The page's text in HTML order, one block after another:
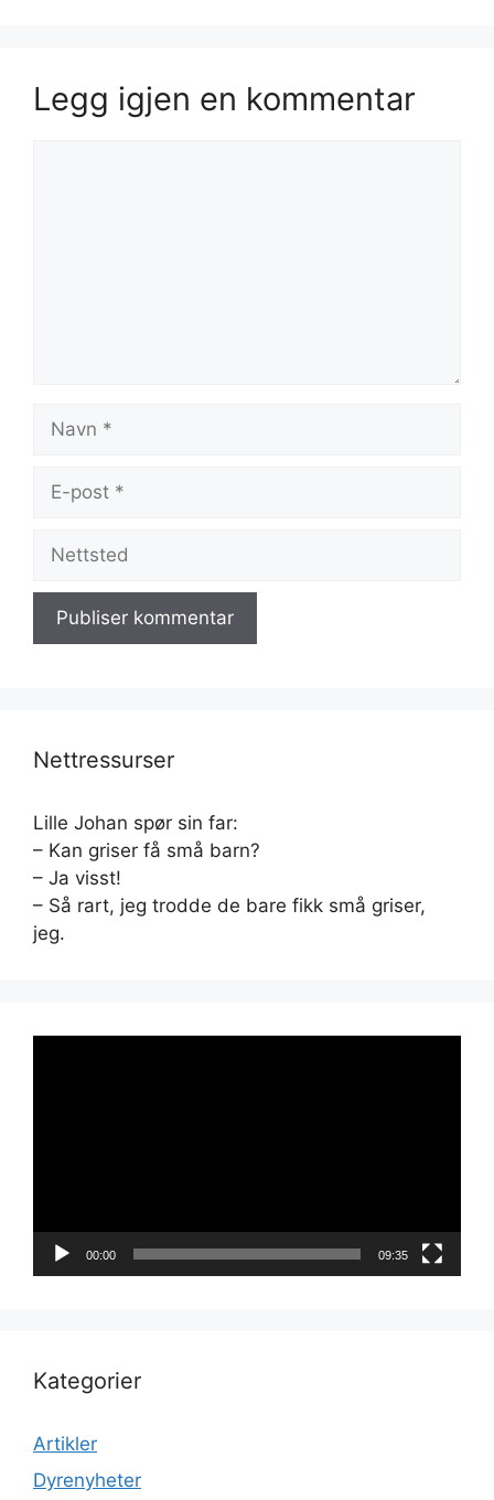
Legg igjen en kommentar
post
Nettressurser
Lille Johan spør sin far:
– Kan griser få små barn?
– Ja visst!
– Så rart, jeg trodde de bare fikk små griser,
jeg.
00:00 09:35
Kategorier
Artikler
Dyrenyheter